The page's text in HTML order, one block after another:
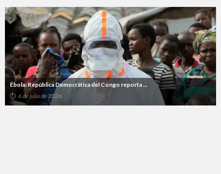
Ébola: República Democrática del Congo reporta ...
6 de julio de 2026